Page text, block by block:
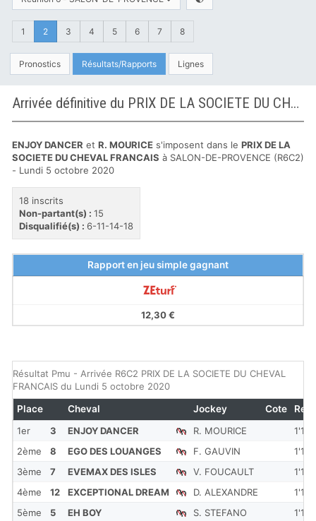
1 2 3 4 5 6 7 8
Pronostics Résultats/Rapports Lignes
Arrivée définitive du PRIX DE LA SOCIETE DU CHEVAL FRANCAIS à SALON-DE-PROVENCE
ENJOY DANCER et R. MOURICE s'imposent dans le PRIX DE LA
SOCIETE DU CHEVAL FRANCAIS à SALON-DE-PROVENCE (R6C2)
- Lundi 5 octobre 2020
18 inscrits
Non-partant(s) : 15
Disqualifié(s) : 6-11-14-18
Rapport en jeu simple gagnant
12,30 €
Résultat Pmu - Arrivée R6C2 PRIX DE LA SOCIETE DU CHEVAL
FRANCAIS du Lundi 5 octobre 2020
1er 3 ENJOY DANCER R. MOURICE
2ème
8 EGO DES LOUANGES F. GAUVIN
3ème
7 EVEMAX DES ISLES V. FOUCAULT
4ème
12 EXCEPTIONAL DREAM D. ALEXANDRE
5ème
5 EH BOY S. STEFANO
Place Cheval Jockey Cote